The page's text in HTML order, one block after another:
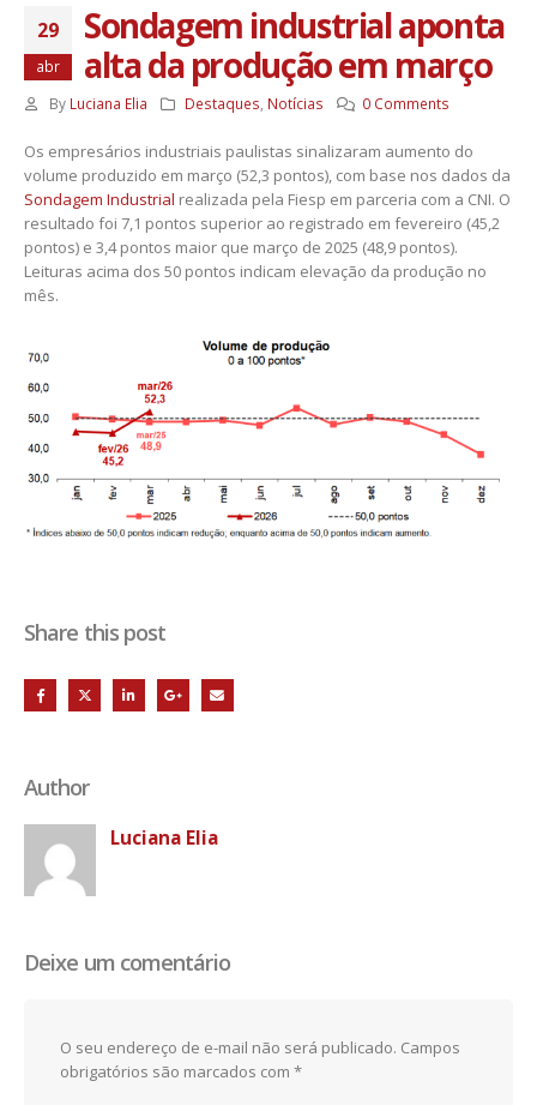
29
abr
Sondagem industrial aponta
alta da produção em março
By Luciana Elia Destaques, Notícias 0 Comments
Os empresários industriais paulistas sinalizaram aumento do
volume produzido em março (52,3 pontos), com base nos dados da
Sondagem Industrial realizada pela Fiesp em parceria com a CNI. O
resultado foi 7,1 pontos superior ao registrado em fevereiro (45,2
pontos) e 3,4 pontos maior que março de 2025 (48,9 pontos).
Leituras acima dos 50 pontos indicam elevação da produção no
mês.
Share this post
Author
Luciana Elia
Deixe um comentário
O seu endereço de e-mail não será publicado. Campos
obrigatórios são marcados com *